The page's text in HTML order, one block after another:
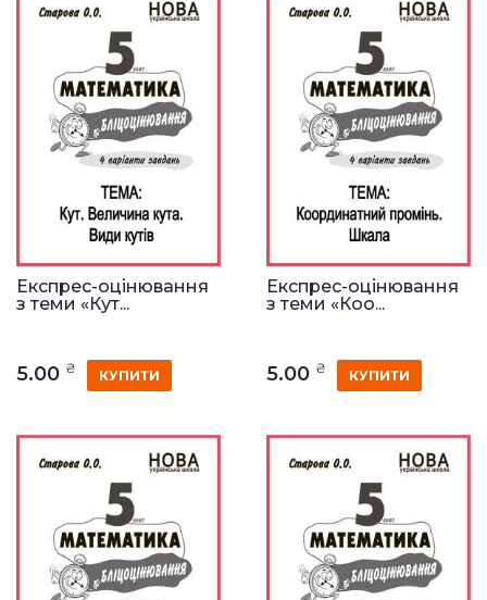
Експрес-оцінювання
з теми «Кут...
5.00 ₴ КУПИТИ
Експрес-оцінювання
з теми «Коо...
5.00 ₴ КУПИТИ